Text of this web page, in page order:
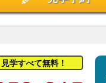
学すべて無料！